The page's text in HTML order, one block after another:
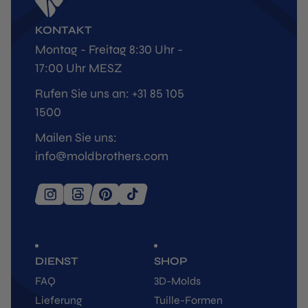
DIENST
FAQ
Lieferung
SHOP
3D-Molds
Tuille-Formen
KONTAKT
Montag - Freitag 8:30 Uhr -
17:00 Uhr MESZ
Rufen Sie uns an: +31 85 105
1500
Mailen Sie uns:
info@moldbrothers.com